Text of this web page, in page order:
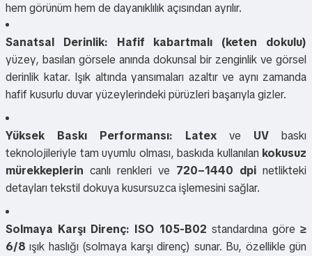
hem görünüm hem de dayanıklılık açısından ayrılır.
Sanatsal Derinlik:
Hafif kabartmalı (keten dokulu)
yüzey, basılan görsele anında dokunsal bir zenginlik ve görsel
derinlik katar. Işık altında yansımaları azaltır ve aynı zamanda
hafif kusurlu duvar yüzeylerindeki pürüzleri başarıyla gizler.
Yüksek Baskı Performansı: Latex ve UV baskı
teknolojileriyle tam uyumlu olması, baskıda kullanılan kokusuz
mürekkeplerin canlı renkleri ve 720–1440 dpi netlikteki
detayları tekstil dokuya kusursuzca işlemesini sağlar.
Solmaya Karşı Direnç: ISO 105-B02 standardına göre≥
6/8 ışık haslığı (solmaya karşı direnç) sunar. Bu, özellikle gün